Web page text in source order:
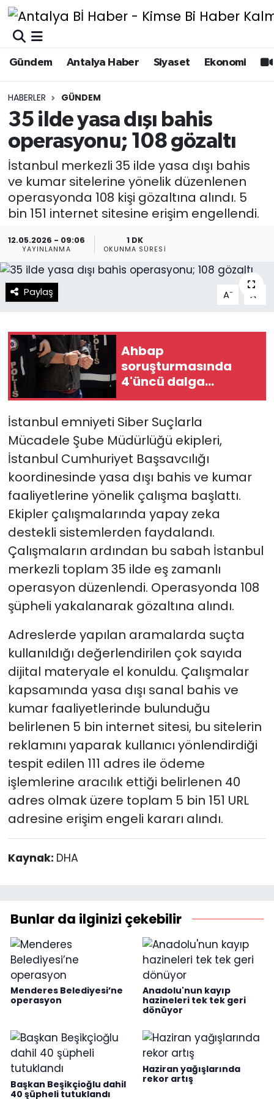
Gündem Antalya Haber Siyaset Ekonomi
HABERLER GÜNDEM
35 ilde yasa dışı bahis
operasyonu; 108 gözaltı
İstanbul merkezli 35 ilde yasa dışı bahis
ve kumar sitelerine yönelik düzenlenen
operasyonda 108 kişi gözaltına alındı. 5
bin 151 internet sitesine erişim engellendi.
12.05.2026 - 09:06
YAYINLANMA
1 DK
OKUNMA SÜRESI
Paylaş A- A
Ahbap
soruşturmasında
4'üncü dalga
operasyon
İstanbul emniyeti Siber Suçlarla
Mücadele Şube Müdürlüğü ekipleri,
İstanbul Cumhuriyet Başsavcılığı
koordinesinde yasa dışı bahis ve kumar
faaliyetlerine yönelik çalışma başlattı.
Ekipler çalışmalarında yapay zeka
destekli sistemlerden faydalandı.
Çalışmaların ardından bu sabah İstanbul
merkezli toplam 35 ilde eş zamanlı
operasyon düzenlendi. Operasyonda 108
şüpheli yakalanarak gözaltına alındı.
Adreslerde yapılan aramalarda suçta
kullanıldığı değerlendirilen çok sayıda
dijital materyale el konuldu. Çalışmalar
kapsamında yasa dışı sanal bahis ve
kumar faaliyetlerinde bulunduğu
belirlenen 5 bin internet sitesi, bu sitelerin
reklamını yaparak kullanıcı yönlendirdiği
tespit edilen 111 adres ile ödeme
işlemlerine aracılık ettiği belirlenen 40
adres olmak üzere toplam 5 bin 151 URL
adresine erişim engeli kararı alındı.
Kaynak: DHA
Bunlar da ilginizi çekebilir
Menderes Belediyesi’ne
operasyon
Anadolu'nun kayıp
hazineleri tek tek geri
dönüyor
Başkan Beşikçioğlu dahil
40 şüpheli tutuklandı
Haziran yağışlarında
rekor artış
Antalya Haber
Siyaset
Ekonomi
Video
Eğitim
Kültür-sanat
Sağlık
Spor
Teknoloji
Resmi İlanlar
Antalya Haber
Siyaset
Eğitim
Ekonomi
Kültür-sanat
Sağlık
Spor
Teknoloji
Yaşam
Künye
Gizlilik Sözleşmesi
İletişim
Muratpaşa Hava Durumu
Muratpaşa Trafik Yoğunluk Haritası
Süper Lig Puan Durumu ve Fikstür
Tüm Manşetler
Son Dakika Haberleri
Haber Arşivi